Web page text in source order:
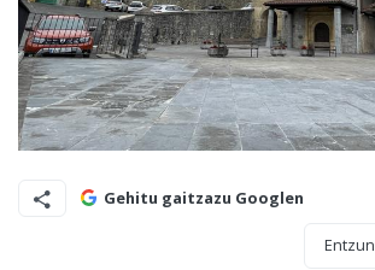
Gehitu gaitzazu Googlen
Entzun